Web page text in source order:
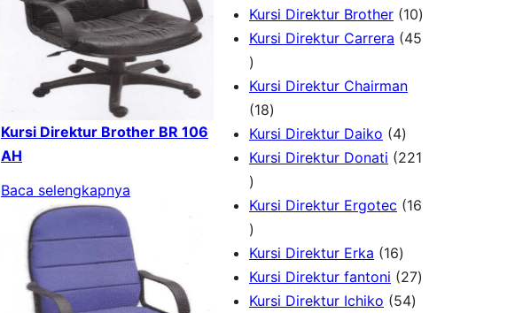
Kursi Direktur Brother BR 106
AH
Baca selengkapnya
8
P
k
Kursi Direktur Brother 101
0
u
Kursi Direktur Carrera
45
4
5
P
r
o
d
u
k
Kursi Direktur Chairman
181
8
P
o
u
k
Kursi Direktur Daiko 44
P
o
u
k
Kursi Direktur Donati
221
2
2
1
P
r
o
Kursi Direktur Ergotec
16
1
6
P
r
Kursi Direktur Erka 161
6
P
Kursi Direktur fantoni 272
Kursi Direktur Ichiko 545